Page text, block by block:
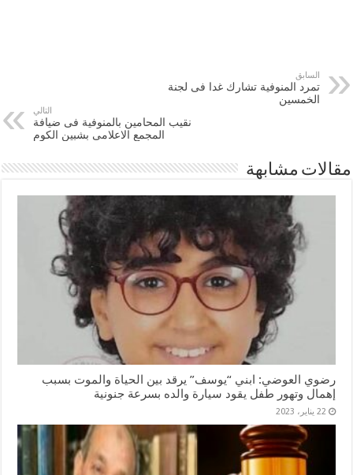
السابق
تمرد المنوفية تشارك غدا فى لجنة
الخمسين
التالي
نقيب المحامين بالمنوفية فى ضيافة
المجمع الاعلامى بشبين الكوم
مقالات مشابهة
رضوي العوضي: ابني “يوسف” يرقد بين الحياة والموت بسبب
إهمال وتهور طفل يقود سيارة والده بسرعة جنونية
22 يناير، 2023